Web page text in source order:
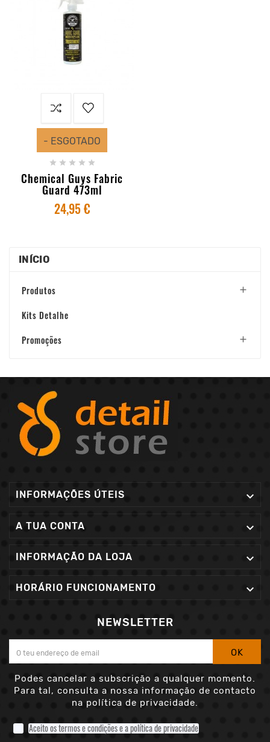
- ESGOTADO
    
Chemical Guys Fabric
Guard 473ml
24,95 €
INÍCIO
Produtos 
Kits Detalhe
Promoções

INFORMAÇÕES ÚTEIS 
A TUA CONTA 
INFORMAÇÃO DA LOJA 
HORÁRIO FUNCIONAMENTO 
NEWSLETTER
OK
Podes cancelar a subscrição a qualquer momento.
Para tal, consulta a nossa informação de contacto
na política de privacidade.
Aceito os termos e condições e a política de privacidade